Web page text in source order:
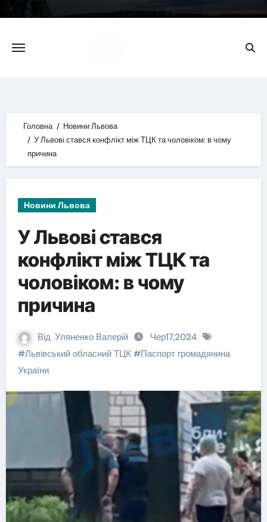
content
Головна
Новини Львова
У Львові стався конфлікт між ТЦК та чоловіком: в чому
причина
Новини Львова
У Львові стався
конфлікт між ТЦК та
чоловіком: в чому
причина
Від Уляненко Валерій
Чер17,2024
#Львівський обласний ТЦК#Паспорт громадянина
України